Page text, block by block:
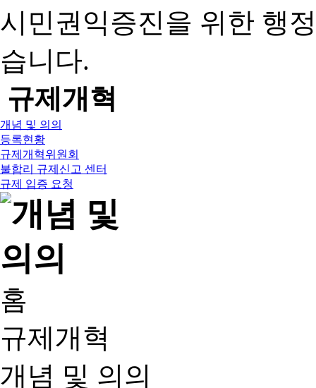
시민권익증진을 위한 행
습니다.
규제개혁
개념 및 의의
등록현황
규제개혁위원회
불합리 규제신고 센터
규제 입증 요청
홈
규제개혁
개념 및 의의